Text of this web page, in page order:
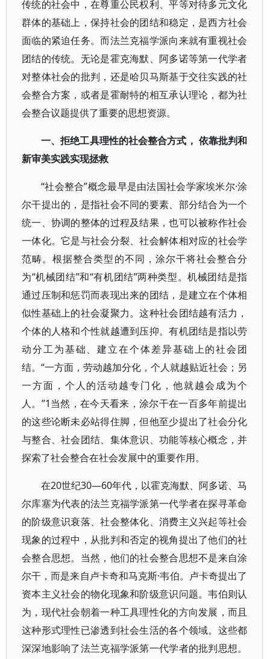
传统的社会中，在尊重公民权利、平等对待多元文化
群体的基础上，保持社会的团结和稳定，是西方社会
面临的紧迫任务。而法兰克福学派向来就有重视社会
团结的传统。无论是霍克海默、阿多诺等第一代学者
对整体社会的批判，还是哈贝马斯基于交往实践的社
会整合方案，或者是霍耐特的相互承认理论，都为社
会整合议题提供了重要的思想资源。
一、拒绝工具理性的社会整合方式， 依靠批判和
新审美实践实现拯救
“社会整合”概念最早是由法国社会学家埃米尔·涂
尔干提出的，是指社会不同的要素、部分结合为一个
统一、协调的整体的过程及结果，也可以被称作社会
一体化。它是与社会分裂、社会解体相对应的社会学
范畴。根据整合类型的不同，涂尔干将社会整合分
为“机械团结”和“有机团结”两种类型。机械团结是指
通过压制和惩罚而表现出来的团结，是建立在个体相
似性基础上的社会凝聚力。这种社会团结越有活力，
个体的人格和个性就越遭到压抑。有机团结是指以劳
动分工为基础、建立在个体差异基础上的社会团
结。“一方面，劳动越加分化，个人就越贴近社会；另
一方面，个人的活动越专门化，他就越会成为个
人。”1当然，在今天看来，涂尔干在一百多年前提出
的这些论断未必站得住脚，但他至少提出了社会分化
与整合、社会团结、集体意识、功能等核心概念，并
探索了社会整合在社会发展中的重要作用。
在20世纪30—60年代，以霍克海默、阿多诺、马
尔库塞为代表的法兰克福学派第一代学者在探寻革命
的阶级意识衰落、社会整体化、消费主义兴起等社会
现象的过程中，从批判和否定的视角提出了他们的社
会整合思想。当然，他们的社会整合思想不是来自涂
尔干，而是来自卢卡奇和马克斯·韦伯。卢卡奇提出了
资本主义社会的物化现象和阶级意识问题。韦伯则认
为，现代社会朝着一种工具理性化的方向发展，而且
这种形式理性已渗透到社会生活的各个领域。这些都
深深地影响了法兰克福学派第一代学者的批判思想。